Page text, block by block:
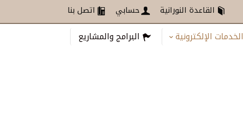
القاعدة النورانية حسابي اتصل بنا
الخدمات الإلكترونية البرامج والمشاريع